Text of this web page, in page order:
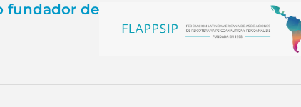
fundador de